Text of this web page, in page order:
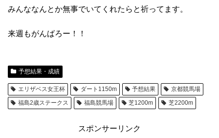
みんななんとか無事でいてくれたらと祈ってます。
来週もがんばろー！！
予想結果・成績
エリザベス女王杯 ダート1150m 予想結果
京都競馬場
福島2歳ステークス
福島競馬場 芝1200m 芝2200m
スポンサーリンク